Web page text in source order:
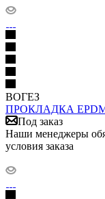
ВОГЕЗ
ПРОКЛАДКА EPDM
Под заказ
Наши менеджеры
условия заказа